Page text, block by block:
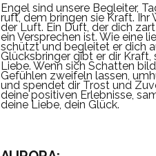
Engel sind unsere Begleiter,
ruft, dem bringen sie Kraft. Ihr
der Luft. Ein Duft, der dich
ein Versprechen ist. Wie eine
schützt und begleitet er dich
Glücksbringer gibt er dir Kraft,
Liebe. Wenn sich Schatten
Gefühlen zweifeln lassen,
und spendet dir Trost und
deine positiven Erlebnisse,
deine Liebe, dein Glück.